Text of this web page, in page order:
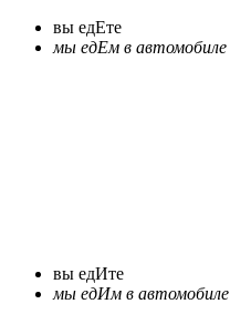
вы едЕте
мы едЕм в автомобиле
вы едИте
мы едИм в автомобиле